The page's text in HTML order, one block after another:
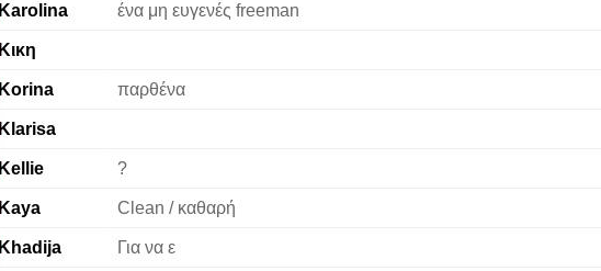
Karolina ένα μη ευγενές freeman
Kικη
Korina παρθένα
Klarisa
Kellie ?
Kaya Clean / καθαρή
Khadija Για να ε